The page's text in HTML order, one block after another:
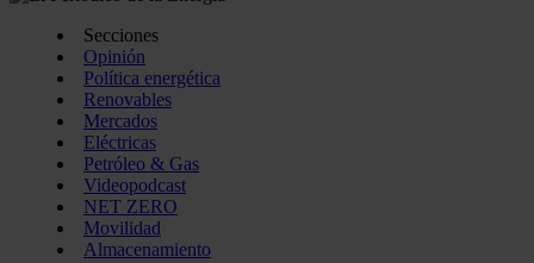
Secciones
Opinión
Política energética
Renovables
Mercados
Eléctricas
Petróleo & Gas
Videopodcast
NET ZERO
Movilidad
Almacenamiento